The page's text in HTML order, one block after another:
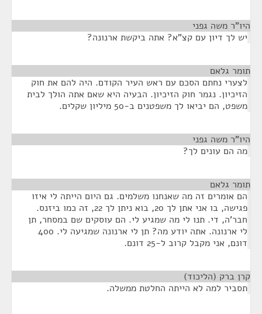
היו"ר משה גפני
יש לך דיון עם קצ"א? אתה ביקשת ארנונה?
תומר גלאם
לצערי נחתם הסכם עם ראש העיר הקודם. היה להם את חוק
הזיכיון. נגמר חוק הזיכיון. הבעיה היא שאם אתה הולך לבית
משפט, הם יביאו לך משפטנים ב-50 מיליון שקלים.
היו"ר משה גפני
מה הם עונים לך?
תומר גלאם
הם אומרים זה מה שאנחנו משלמים. גם היום הייתה לי איזו
פגישה, בו אני אתן לך 20, בוא ניתן לך 22, זה כמו ביזנס.
חבר'ה, די. תנו לי מה שמגיע לי. הם עוסקים שם במסחר, תן
לי ארנונה. אתה יודע מה? תן לי ארנונה שמגיעה לי. 400
דונם, אני מקבל קרוב ל-25 דונם.
קרן ברק (הליכוד)
תסביר למה לא הייתה החלטת ממשלה.